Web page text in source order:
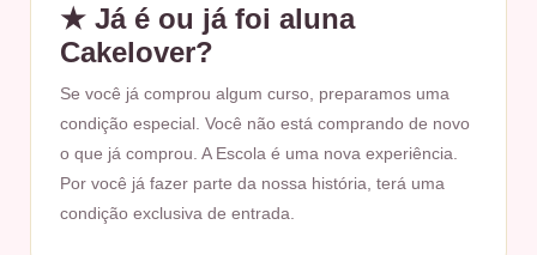
★ Já é ou já foi aluna
Cakelover?
Se você já comprou algum curso, preparamos uma
condição especial. Você não está comprando de novo
o que já comprou. A Escola é uma nova experiência.
Por você já fazer parte da nossa história, terá uma
condição exclusiva de entrada.